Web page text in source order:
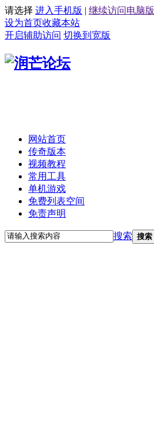
请选择 进入手机版 | 继续访问电脑版
设为首页收藏本站
开启辅助访问 切换到宽版
网站首页
传奇版本
视频教程
常用工具
单机游戏
免费列表空间
免责声明
搜索 搜索